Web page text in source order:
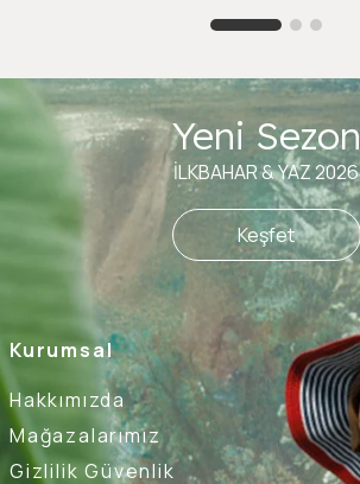
Kurumsal
Hakkımızda
Mağazalarımız
Gizlilik Güvenlik
Yeni Sezon
İLKBAHAR & YAZ 2026
Keşfet